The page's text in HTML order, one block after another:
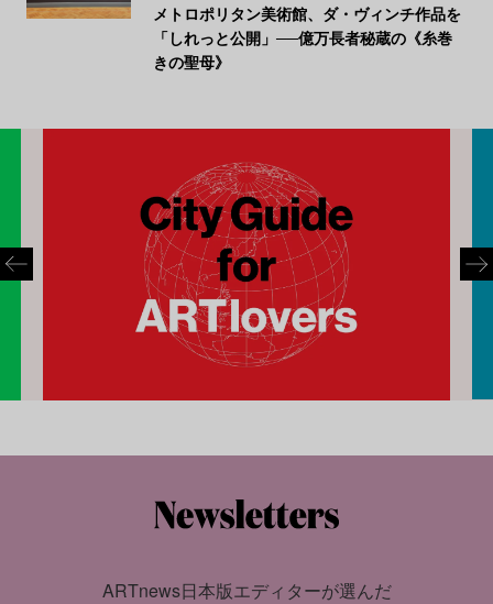
メトロポリタン美術館、ダ・ヴィンチ作品を
「しれっと公開」──億万長者秘蔵の《糸巻
きの聖母》
ARTnews日本版エディターが選んだ